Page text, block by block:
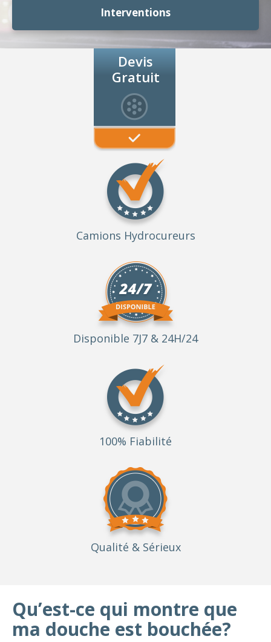
Interventions
Devis
Gratuit
Camions Hydrocureurs
Disponible 7J7 & 24H/24
100% Fiabilité
Qualité & Sérieux
Qu’est-ce qui montre que
ma douche est bouchée?